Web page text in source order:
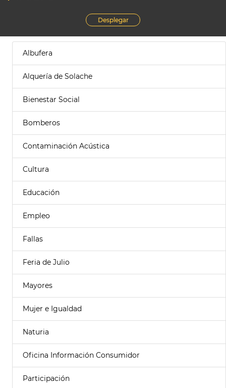
Desplegar
Albufera
Alquería de Solache
Bienestar Social
Bomberos
Contaminación Acústica
Cultura
Educación
Empleo
Fallas
Feria de Julio
Mayores
Mujer e Igualdad
Naturia
Oficina Información Consumidor
Participación